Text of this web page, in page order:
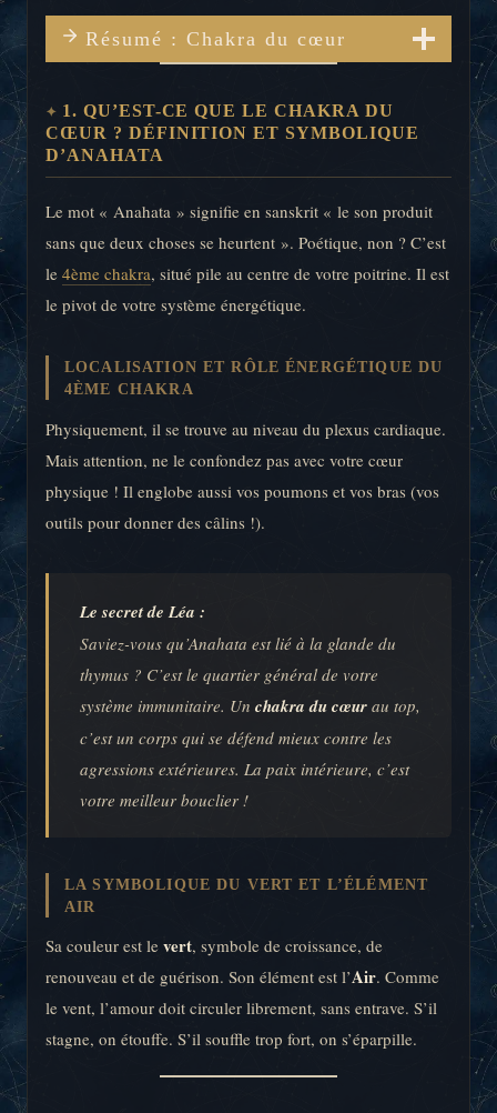
Résumé : Chakra du cœur
1. QU’EST-CE QUE LE CHAKRA DU
CŒUR ? DÉFINITION ET SYMBOLIQUE
D’ANAHATA
Le mot « Anahata » signifie en sanskrit « le son produit
sans que deux choses se heurtent ». Poétique, non ? C’est
le 4ème chakra, situé pile au centre de votre poitrine. Il est
le pivot de votre système énergétique.
LOCALISATION ET RÔLE ÉNERGÉTIQUE DU
4ÈME CHAKRA
Physiquement, il se trouve au niveau du plexus cardiaque.
Mais attention, ne le confondez pas avec votre cœur
physique ! Il englobe aussi vos poumons et vos bras (vos
outils pour donner des câlins !).
Le secret de Léa :
Saviez-vous qu’Anahata est lié à la glande du
thymus ? C’est le quartier général de votre
système immunitaire. Un chakra du cœur au top,
c’est un corps qui se défend mieux contre les
agressions extérieures. La paix intérieure, c’est
votre meilleur bouclier !
LA SYMBOLIQUE DU VERT ET L’ÉLÉMENT
AIR
Sa couleur est le vert, symbole de croissance, de
renouveau et de guérison. Son élément est l’Air. Comme
le vent, l’amour doit circuler librement, sans entrave. S’il
stagne, on étouffe. S’il souffle trop fort, on s’éparpille.